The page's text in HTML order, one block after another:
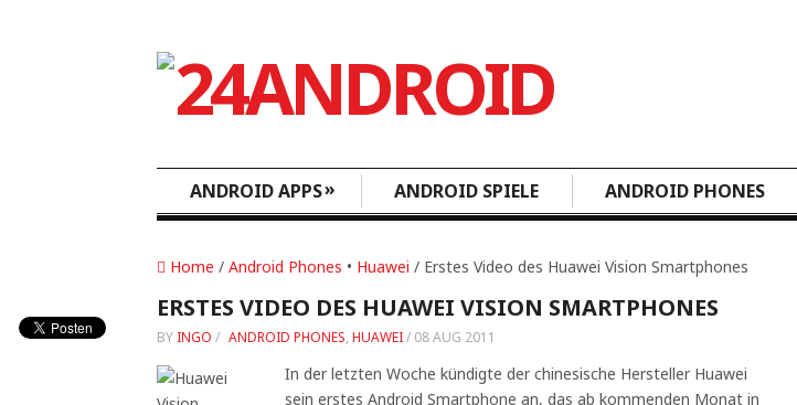
ANDROID APPS» ANDROID SPIELE ANDROID PHONES
Home / Android Phones • Huawei / Erstes Video des Huawei Vision Smartphones
ERSTES VIDEO DES HUAWEI VISION SMARTPHONES
BY INGO / ANDROID PHONES, HUAWEI/ 08 AUG 2011
In der letzten Woche kündigte der chinesische Hersteller Huawei
sein erstes Android Smartphone an, das ab kommenden Monat in